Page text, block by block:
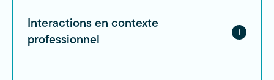
Interactions en contexte
professionnel